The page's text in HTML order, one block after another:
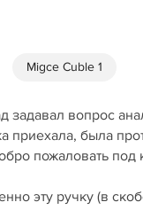
Migce Cuble 1
задавал вопрос
приехала, была
пожаловать под
эту ручку (в